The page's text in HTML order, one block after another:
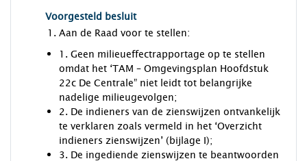
Voorgesteld besluit
Aan de Raad voor te stellen:
1. Geen milieueffectrapportage op te stellen
omdat het ‘TAM – Omgevingsplan Hoofdstuk
22c De Centrale” niet leidt tot belangrijke
nadelige milieugevolgen;
2. De indieners van de zienswijzen ontvankelijk
te verklaren zoals vermeld in het ‘Overzicht
indieners zienswijzen’ (bijlage I);
3. De ingediende zienswijzen te beantwoorden